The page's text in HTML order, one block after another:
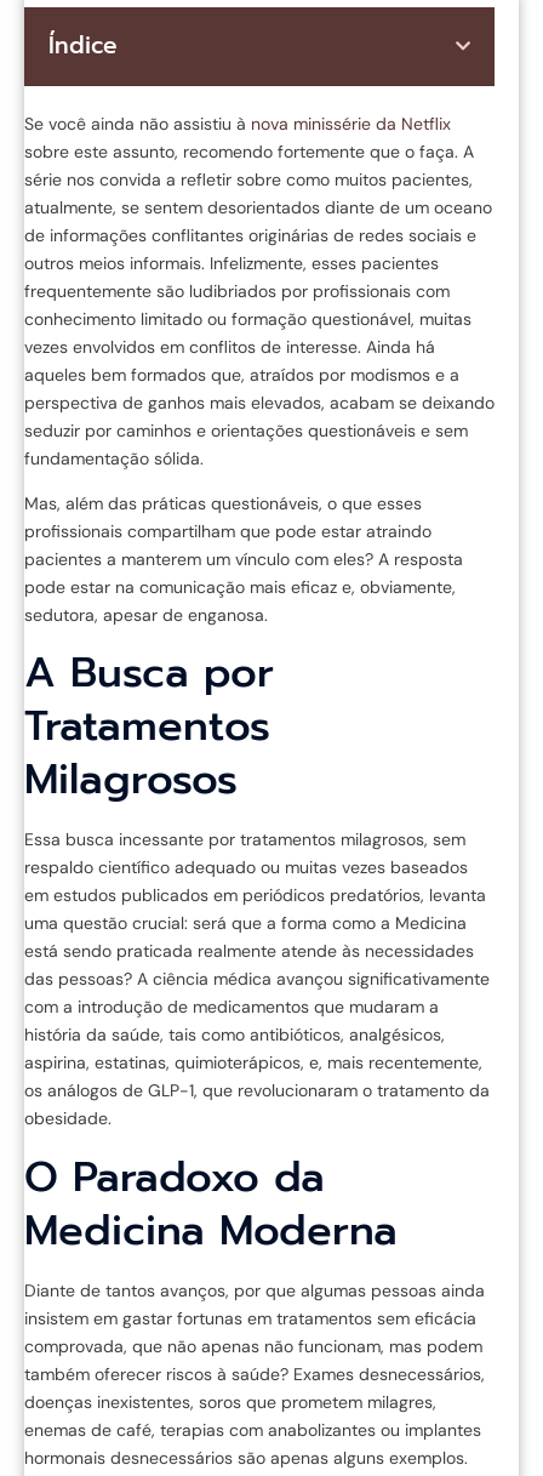
Índice
Se você ainda não assistiu à nova minissérie da Netflix
sobre este assunto, recomendo fortemente que o faça. A
série nos convida a refletir sobre como muitos pacientes,
atualmente, se sentem desorientados diante de um oceano
de informações conflitantes originárias de redes sociais e
outros meios informais. Infelizmente, esses pacientes
frequentemente são ludibriados por profissionais com
conhecimento limitado ou formação questionável, muitas
vezes envolvidos em conflitos de interesse. Ainda há
aqueles bem formados que, atraídos por modismos e a
perspectiva de ganhos mais elevados, acabam se deixando
seduzir por caminhos e orientações questionáveis e sem
fundamentação sólida.
Mas, além das práticas questionáveis, o que esses
profissionais compartilham que pode estar atraindo
pacientes a manterem um vínculo com eles? A resposta
pode estar na comunicação mais eficaz e, obviamente,
sedutora, apesar de enganosa.
A Busca por
Tratamentos
Milagrosos
Essa busca incessante por tratamentos milagrosos, sem
respaldo científico adequado ou muitas vezes baseados
em estudos publicados em periódicos predatórios, levanta
uma questão crucial: será que a forma como a Medicina
está sendo praticada realmente atende às necessidades
das pessoas? A ciência médica avançou significativamente
com a introdução de medicamentos que mudaram a
história da saúde, tais como antibióticos, analgésicos,
aspirina, estatinas, quimioterápicos, e, mais recentemente,
os análogos de GLP-1, que revolucionaram o tratamento da
obesidade.
O Paradoxo da
Medicina Moderna
Diante de tantos avanços, por que algumas pessoas ainda
insistem em gastar fortunas em tratamentos sem eficácia
comprovada, que não apenas não funcionam, mas podem
também oferecer riscos à saúde? Exames desnecessários,
doenças inexistentes, soros que prometem milagres,
enemas de café, terapias com anabolizantes ou implantes
hormonais desnecessários são apenas alguns exemplos.